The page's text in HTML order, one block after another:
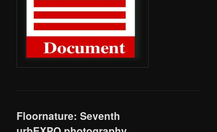
Floornature: Seventh